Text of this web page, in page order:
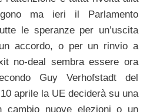
ma ieri il Parlamento
le speranze per un’uscita
accordo, o per un rinvio a
no-deal sembra essere ora
Guy Verhofstadt del
aprile la UE deciderà su una
cambio nuove elezioni o un